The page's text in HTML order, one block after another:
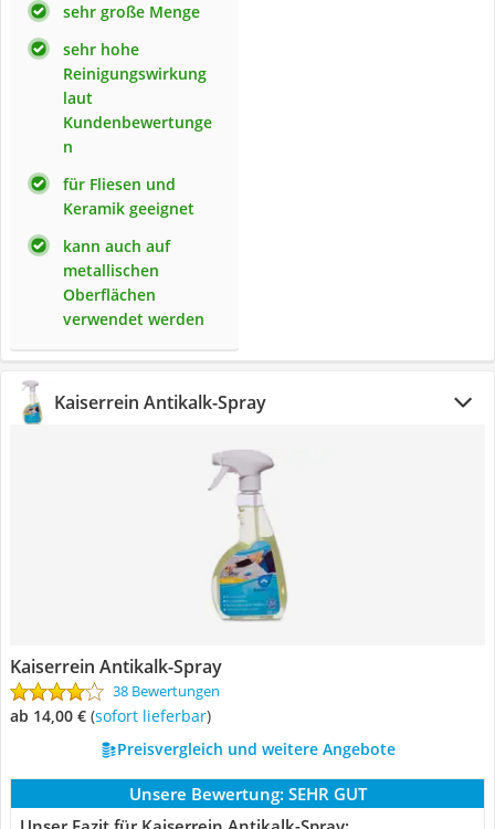
sehr große Menge
sehr hohe
Reinigungswirkung
laut
Kundenbewertunge
n
für Fliesen und
Keramik geeignet
kann auch auf
metallischen
Oberflächen
verwendet werden
Kaiserrein Antikalk-Spray
Kaiserrein Antikalk-Spray
38 Bewertungen
ab 14,00 € ( Sofort lieferbar)
Preisvergleich und weitere Angebote
Unsere Bewertung: SEHR GUT